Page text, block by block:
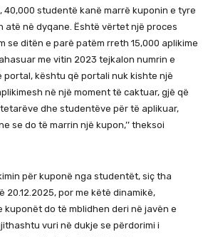
40,000 studentë kanë marrë kuponin e tyre
atë në dyqane. Është vërtet një proces
se ditën e parë patëm rreth 15,000 aplikime
me vitin 2023 tejkalon numrin e
portal, kështu që portali nuk kishte një
në një moment të caktuar, gjë që
dhe studentëve për të aplikuar,
se do të marrin një kupon,’’ theksoi
për kuponë nga studentët, siç tha
20.12.2025, por me këtë dinamikë,
kuponët do të mblidhen deri në javën e
vuri në dukje se përdorimi i